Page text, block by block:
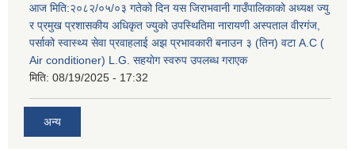
आज मिति:२०८२/०५/०३ गतेको दिन यस जिराभवानी गाउँपालिकाको अध्यक्ष ज्यु
र प्रमुख प्रशासकीय अधिकृत ज्युको उपस्थितिमा नारायणी अस्पताल वीरगंज,
पर्साको स्वास्थ्य सेवा प्रवाहलाई अझ प्रभावकारी बनाउन ३ (तिन) वटा A.C (
Air conditioner) L.G. सहयाेग स्वरुप उपलब्ध गराएक
मिति: 08/19/2025 - 17:32
अन्य